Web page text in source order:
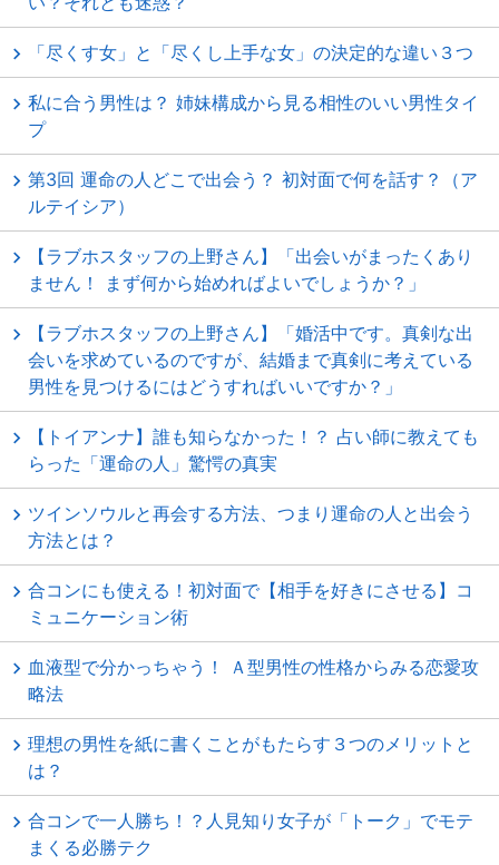
「尽くす女」と「尽くし上手な女」の決定的な違い３つ
私に合う男性は？ 姉妹構成から見る相性のいい男性タイ
プ
第3回 運命の人どこで出会う？ 初対面で何を話す？（ア
ルテイシア）
【ラブホスタッフの上野さん】「出会いがまったくあり
ません！ まず何から始めればよいでしょうか？」
【ラブホスタッフの上野さん】「婚活中です。真剣な出
会いを求めているのですが、結婚まで真剣に考えている
男性を見つけるにはどうすればいいですか？」
【トイアンナ】誰も知らなかった！？ 占い師に教えても
らった「運命の人」驚愕の真実
ツインソウルと再会する方法、つまり運命の人と出会う
方法とは？
合コンにも使える！初対面で【相手を好きにさせる】コ
ミュニケーション術
血液型で分かっちゃう！ Ａ型男性の性格からみる恋愛攻
略法
理想の男性を紙に書くことがもたらす３つのメリットと
は？
合コンで一人勝ち！？人見知り女子が「トーク」でモテ
まくる必勝テク